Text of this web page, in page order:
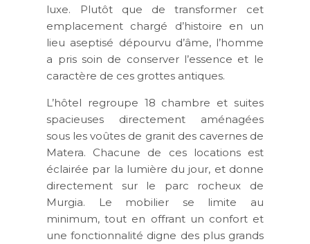
luxe. Plutôt que de transformer cet
emplacement chargé d’histoire en un
lieu aseptisé dépourvu d’âme, l’homme
a pris soin de conserver l’essence et le
caractère de ces grottes antiques.
L’hôtel regroupe 18 chambre et suites
spacieuses directement aménagées
sous les voûtes de granit des cavernes de
Matera. Chacune de ces locations est
éclairée par la lumière du jour, et donne
directement sur le parc rocheux de
Murgia. Le mobilier se limite au
minimum, tout en offrant un confort et
une fonctionnalité digne des plus grands